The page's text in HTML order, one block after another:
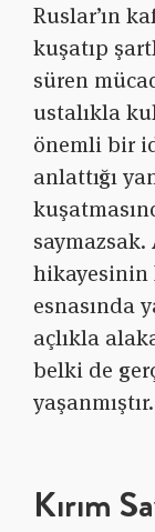
Ruslar’ın
kuşatıp
süren
ustalıkla
önemli bir
anlattığı
hikayesinin
esnasında
açlıkla
belki de
yaşanmıştır.
Kırım